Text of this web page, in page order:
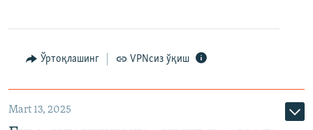
Ўртоқлашинг VPNсиз ўқиш
Mart 13, 2025